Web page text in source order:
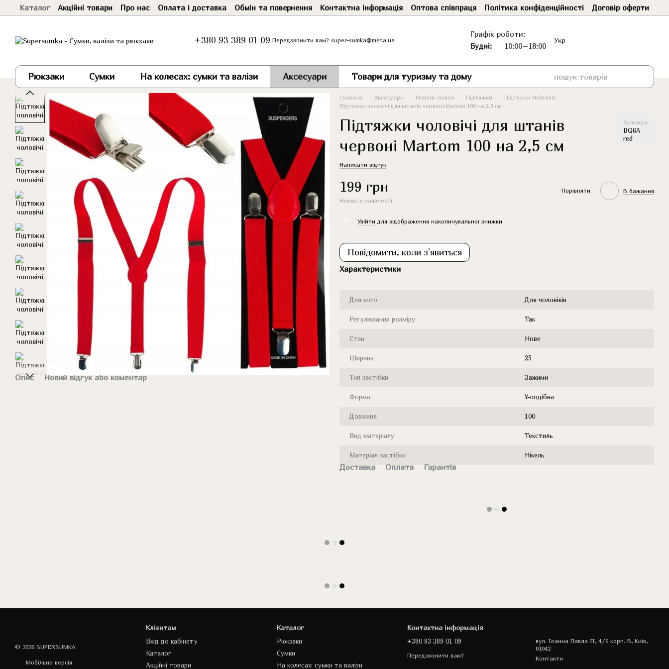
Перейти до основного контенту
Каталог Акційні товари Про нас Оплата і доставка Обмін та повернення Контактна інформація Оптова співпраця Політика конфіденційності Договір оферти
+380 93 389 01 09 Передзвонити вам? super-sumka@meta.ua
Графік роботи:
Будні:
10:00–18:00
Укр
Рюкзаки Сумки На колесах: сумки та валізи Аксесуари Товари для туризму та дому
Опис Новий відгук або коментар
Головна Аксесуари Ремені, пояси Підтяжки
Підтяжки Nobrand
Підтяжки чоловічі для штанів червоні Martom 100 на 2,5 см
Підтяжки чоловічі для штанів
червоні Martom 100 на 2,5 см
Артикул
BQ6A
red
Написати відгук
199 грн
Немає в наявності
Порівняти В бажання
Увійти для відображення накопичувальної знижки
Повідомити, коли з'явиться
Характеристики
Для кого Для чоловіків
Регулювання розміру Так
Стан Нове
Ширина 25
Тип застібки Зажими
Форма Y-подібна
Довжина 100
Вид матеріалу Текстиль
Матеріал застібки Нікель
Доставка Оплата Гарантія
© 2026 SUPERSUMKA
Мобільна версія
Клієнтам
Вхід до кабінету
Каталог
Акційні товари
Каталог
Рюкзаки
Сумки
На колесах: сумки та валізи
Контактна інформація
+380 93 389 01 09
Передзвонити вам?
вул. Іоанна Павла II, 4/6 корп. В, Київ,
01042
Контакти